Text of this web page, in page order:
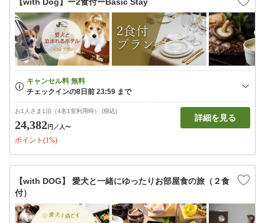
お1人さま1泊（4名1室利用時） (税込)
24,382円 ／人〜
ポイント(1%)
詳細を見る
【with DOG】 愛犬と一緒にゆったりお部屋食の旅（２食
付）